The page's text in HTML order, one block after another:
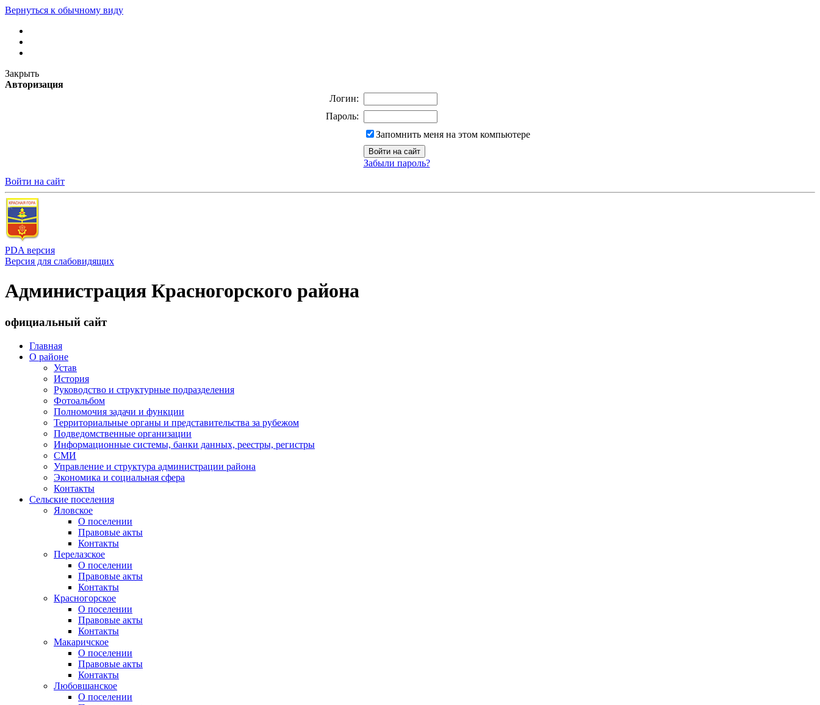
Вернуться к обычному виду
Закрыть
Авторизация
Логин:
Пароль:
Запомнить меня на этом компьютере
Забыли пароль?
Войти на сайт
PDA версия
Версия для слабовидящих
Администрация Красногорского района
официальный сайт
Главная
О районе
Устав
История
Руководство и структурные подразделения
Фотоальбом
Полномочия задачи и функции
Территориальные органы и представительства за рубежом
Подведомственные организации
Информационные системы, банки данных, реестры, регистры
СМИ
Управление и структура администрации района
Экономика и социальная сфера
Контакты
Сельские поселения
Яловское
О поселении
Правовые акты
Контакты
Перелазское
О поселении
Правовые акты
Контакты
Красногорское
О поселении
Правовые акты
Контакты
Макаричское
О поселении
Правовые акты
Контакты
Любовшанское
О поселении